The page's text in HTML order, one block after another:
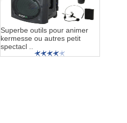
Superbe outils pour animer
kermesse ou autres petit
spectacl ..